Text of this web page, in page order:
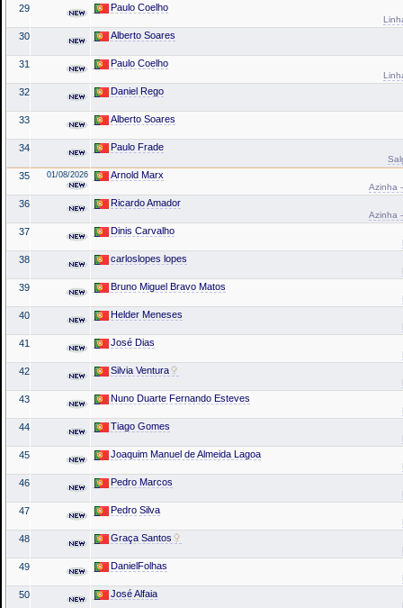
29 Paulo Coelho
30 Alberto Soares
31 Paulo Coelho
32 Daniel Rego
33 Alberto Soares
34 Paulo Frade
35 01/08/2026 Arnold Marx
Azinha
36 Ricardo Amador
Azinha
37 Dinis Carvalho
38 carloslopes lopes
39 Bruno Miguel Bravo Matos
40 Helder Meneses
41 José Dias
42 Silvia Ventura
43 Nuno Duarte Fernando Esteves
44 Tiago Gomes
45 Joaquim Manuel de Almeida Lagoa
46 Pedro Marcos
47 Pedro Silva
48 Graça Santos
49 DanielFolhas
50 José Alfaia